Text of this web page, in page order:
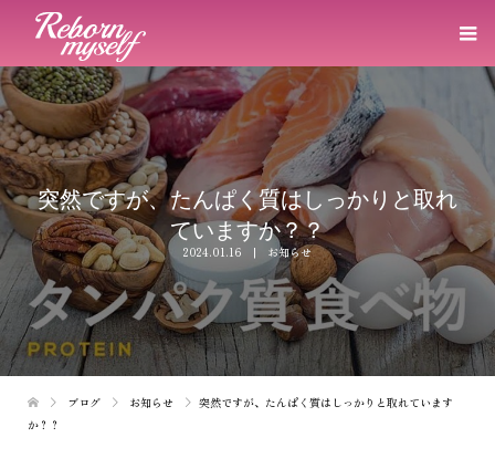
突然ですが、たんぱく質はしっかりと取れ
ていますか？？
2024.01.16 お知らせ
ブログ お知らせ
突然ですが、たんぱく質はしっかりと取れています
か？？